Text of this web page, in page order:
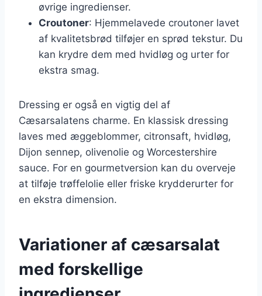
øvrige ingredienser.
Croutoner: Hjemmelavede croutoner lavet
af kvalitetsbrød tilføjer en sprød tekstur. Du
kan krydre dem med hvidløg og urter for
ekstra smag.
Dressing er også en vigtig del af
Cæsarsalatens charme. En klassisk dressing
laves med æggeblommer, citronsaft, hvidløg,
Dijon sennep, olivenolie og Worcestershire
sauce. For en gourmetversion kan du overveje
at tilføje trøffelolie eller friske krydderurter for
en ekstra dimension.
Variationer af cæsarsalat
med forskellige